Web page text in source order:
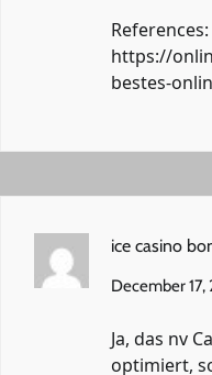
References:
https://
bestes-
ice casino
December
Ja, das nv
optimiert,